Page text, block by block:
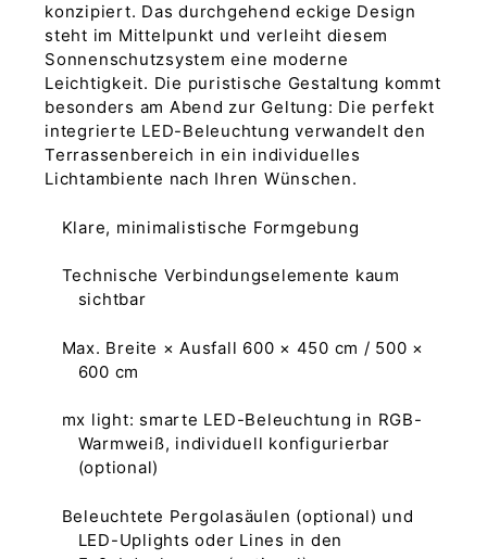
konzipiert. Das durchgehend eckige Design
steht im Mittelpunkt und verleiht diesem
Sonnenschutzsystem eine moderne
Leichtigkeit. Die puristische Gestaltung kommt
besonders am Abend zur Geltung: Die perfekt
integrierte LED-Beleuchtung verwandelt den
Terrassenbereich in ein individuelles
Lichtambiente nach Ihren Wünschen.
Klare, minimalistische Formgebung
Technische Verbindungselemente kaum
sichtbar
Max. Breite × Ausfall 600 × 450 cm / 500 ×
600 cm
mx light: smarte LED-Beleuchtung in RGB-
Warmweiß, individuell konfigurierbar
(optional)
Beleuchtete Pergolasäulen (optional) und
LED-Uplights oder Lines in den